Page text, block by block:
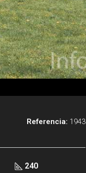
Referencia: 1943
240